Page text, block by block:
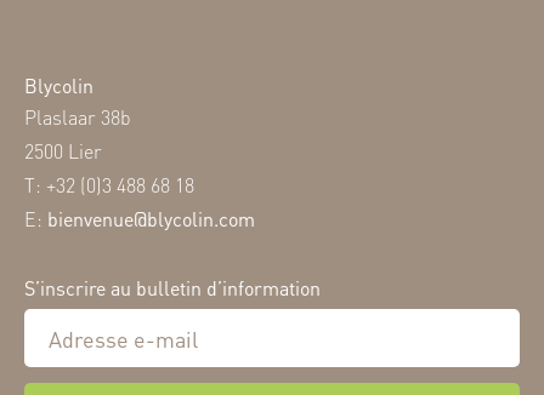
Blycolin
Plaslaar 38b
2500 Lier
T: +32 (0)3 488 68 18
E: bienvenue@blycolin.com
S’inscrire au bulletin d’information